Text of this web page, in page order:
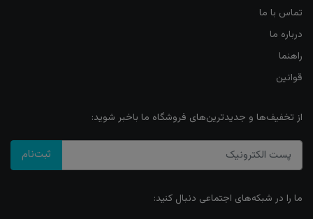
تماس با ما
درباره ما
راهنما
قوانین
از تخفیف‌ها و جدیدترین‌های فروشگاه ما باخبر شوید:
ثبت‌نام
ما را در شبکه‌های اجتماعی دنبال کنید: